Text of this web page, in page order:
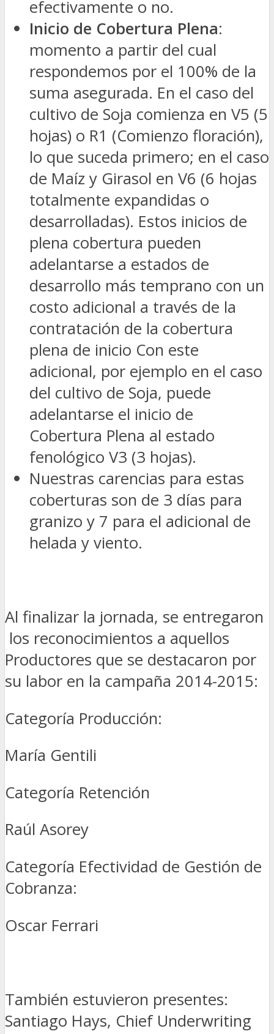
efectivamente o no.
Inicio de Cobertura Plena:
momento a partir del cual
respondemos por el 100% de la
suma asegurada. En el caso del
cultivo de Soja comienza en V5 (5
hojas) o R1 (Comienzo floración),
lo que suceda primero; en el caso
de Maíz y Girasol en V6 (6 hojas
totalmente expandidas o
desarrolladas). Estos inicios de
plena cobertura pueden
adelantarse a estados de
desarrollo más temprano con un
costo adicional a través de la
contratación de la cobertura
plena de inicio Con este
adicional, por ejemplo en el caso
del cultivo de Soja, puede
adelantarse el inicio de
Cobertura Plena al estado
fenológico V3 (3 hojas).
Nuestras carencias para estas
coberturas son de 3 días para
granizo y 7 para el adicional de
helada y viento.
Al finalizar la jornada, se entregaron
los reconocimientos a aquellos
Productores que se destacaron por
su labor en la campaña 2014-2015:
Categoría Producción:
María Gentili
Categoría Retención
Raúl Asorey
Categoría Efectividad de Gestión de
Cobranza:
Oscar Ferrari
También estuvieron presentes:
Santiago Hays, Chief Underwriting